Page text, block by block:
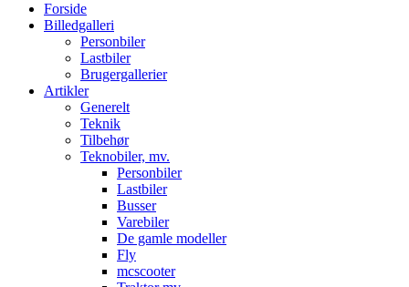
Forside
Billedgalleri
Personbiler
Lastbiler
Brugergallerier
Artikler
Generelt
Teknik
Tilbehør
Teknobiler, mv.
Personbiler
Lastbiler
Busser
Varebiler
De gamle modeller
Fly
mcscooter